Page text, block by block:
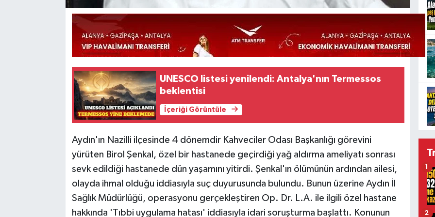
UNESCO listesi yenilendi: Antalya'nın Termessos
beklentisi
İçeriği Görüntüle
Aydın'ın Nazilli ilçesinde 4 dönemdir Kahveciler Odası Başkanlığı görevini
yürüten Birol Şenkal, özel bir hastanede geçirdiği yağ aldırma ameliyatı sonrası
sevk edildiği hastanede dün yaşamını yitirdi. Şenkal'ın ölümünün ardından ailesi,
olayda ihmal olduğu iddiasıyla suç duyurusunda bulundu. Bunun üzerine Aydın İl
Sağlık Müdürlüğü, operasyonu gerçekleştiren Op. Dr. L.A. ile ilgili özel hastane
hakkında 'Tıbbi uygulama hatası' iddiasıyla idari soruşturma başlattı. Konunun
1
2